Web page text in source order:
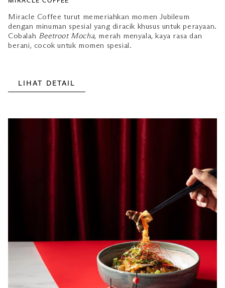
Miracle Coffee turut memeriahkan momen Jubileum
dengan minuman spesial yang diracik khusus untuk perayaan.
Cobalah Beetroot Mocha, merah menyala, kaya rasa dan
berani, cocok untuk momen spesial.
LIHAT DETAIL